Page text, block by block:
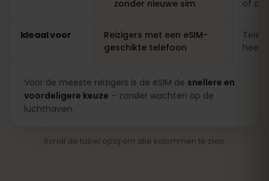
zonder nieuwe sim of
Ideaal voor
Reizigers met een eSIM-
geschikte telefoon
heel
Voor de meeste reizigers is de eSIM de snellere en
voordeligere keuze – zonder wachten op de
luchthaven.
Scroll de tabel opzij om alle kolommen te zien.